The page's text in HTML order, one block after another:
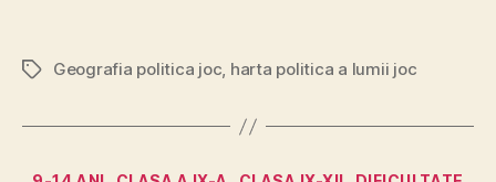
EticheteGeografia politica joc, harta politica a lumii joc
Categorii